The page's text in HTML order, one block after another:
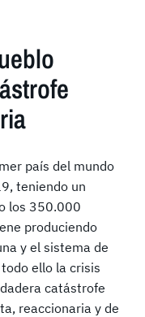
país del mundo
teniendo un
los 350.000
produciendo
y el sistema de
ello la crisis
catástrofe
reaccionaria y de